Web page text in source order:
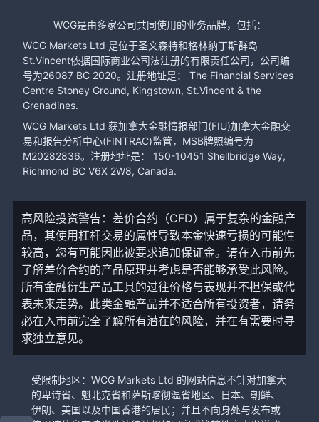
WCG是由多家公司共同使用的业务品牌，包括：
WCG Markets Ltd 是位于圣文森特和格林纳丁斯群岛
St.Vincent依据国际商业公司法注册的有限责任公司，公司编
号为26087 BC 2020。注册地址是： The Financial Services
Centre Stoney Ground, Kingstown, St.Vincent & the
Grenadines.
WCG Markets Ltd 获加拿大金融情报部门(FIU)加拿大金融交
易和报告分析中心(FINTRAC)监管，MSB牌照编号为
M20282836。注册地址是： 150-10451 Shellbridge Way,
Richmond BC V6X 2W8, Canada.
高风险投资警告：差价合约（CFD）属于复杂的金融产
品，其使用杠杆交易的属性导致本金快速亏损的可能性
较高，您有可能因此被要求追加保证金。请在入市前先
了解差价合约的产品原理并考虑是否能够承受此风险。
所有金融衍生产品工具的过往价格与表现并不担保或代
表未来走势。此类金融产品并不适合所有投资者，请务
必在入市前完全了解所有潜在的风险，并在有需要时寻
求独立意见。
受限制地区：WCG Markets Ltd 的网站信息不针对加拿大
的卑诗省、魁北克省和萨斯喀彻温省地区、日本、朝鲜、
伊朗、美国以及中国香港的居民；并且不向身处与发布或